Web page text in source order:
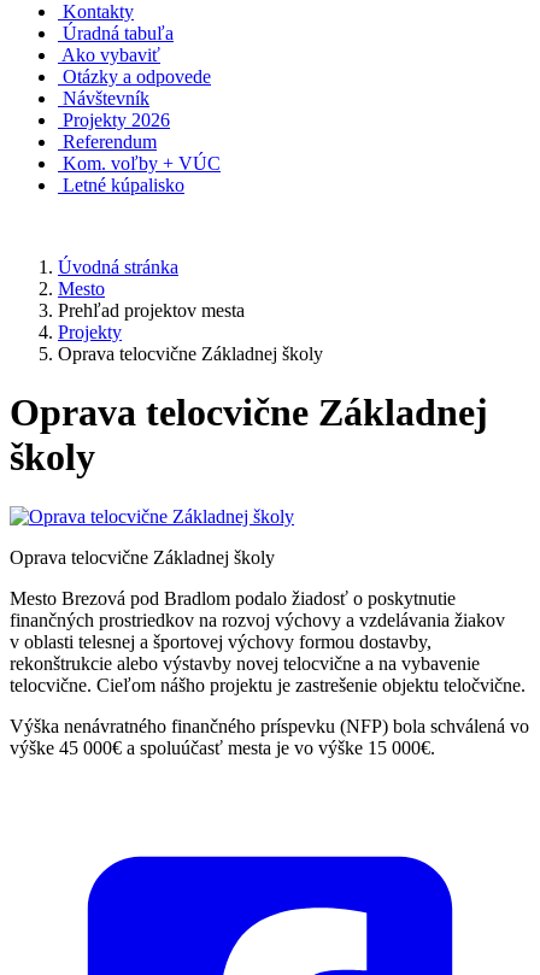
Kontakty
Úradná tabuľa
Ako vybaviť
Otázky a odpovede
Návštevník
Projekty 2026
Referendum
Kom. voľby + VÚC
Letné kúpalisko
Úvodná stránka
Mesto
Prehľad projektov mesta
Projekty
Oprava telocvične Základnej školy
Oprava telocvične Základnej
školy
Oprava telocvične Základnej školy
Mesto Brezová pod Bradlom podalo žiadosť o poskytnutie
finančných prostriedkov na rozvoj výchovy a vzdelávania žiakov
v oblasti telesnej a športovej výchovy formou dostavby,
rekonštrukcie alebo výstavby novej telocvične a na vybavenie
telocvične. Cieľom nášho projektu je zastrešenie objektu teločvične.
Výška nenávratného finančného príspevku (NFP) bola schválená vo
výške 45 000€ a spoluúčasť mesta je vo výške 15 000€.